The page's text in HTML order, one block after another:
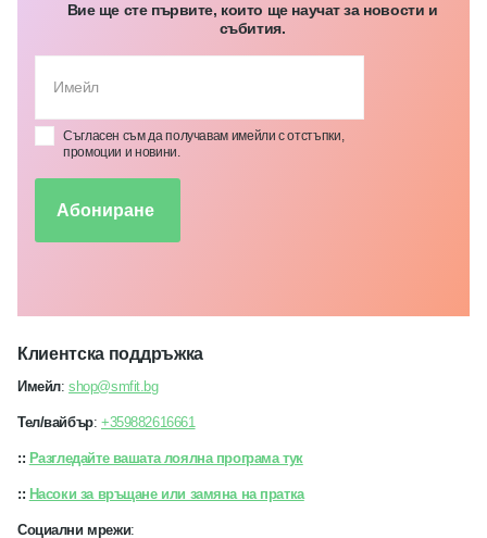
Вие ще сте първите, които ще научат за новости и
събития.
Съгласен съм да получавам имейли с отстъпки,
промоции и новини.
Абониране
Клиентска поддръжка
Имейл:shop@smfit.bg
Тел/вайбър: +359882616661
:: Разгледайте вашата лоялна програма тук
:: Насоки за връщане или замяна на пратка
Социални мрежи: